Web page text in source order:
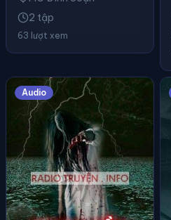
2 tập
63 lượt xem
Audio